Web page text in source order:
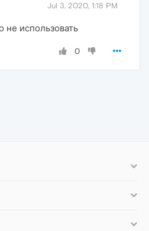
Jul 3, 2020, 1:18 PM
не использовать
0